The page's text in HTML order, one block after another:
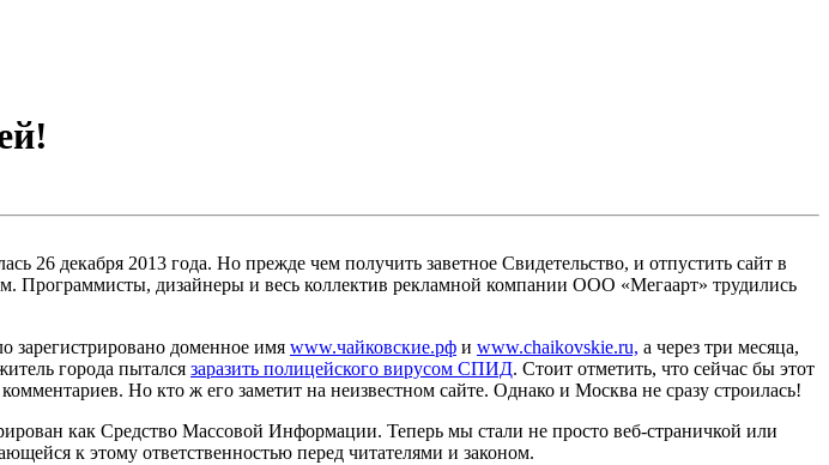
26 декабря 2013 года. Но прежде чем получить заветное Свидетельство, и отпустить сайт в
Программисты, дизайнеры и весь коллектив рекламной компании ООО «Мегаарт» трудились
зарегистрировано доменное имя www.чайковские.рф и www.chaikovskie.ru, а через три месяца,
города пытался заразить полицейского вирусом СПИД. Стоит отметить, что сейчас бы этот
Но кто ж его заметит на неизвестном сайте. Однако и Москва не сразу строилась!
как Средство Массовой Информации. Теперь мы стали не просто веб-страничкой или
к этому ответственностью перед читателями и законом.